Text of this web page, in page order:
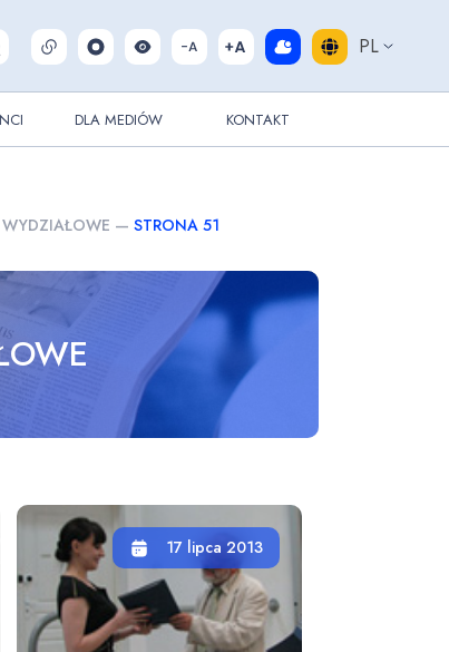
ukryj wyszukiwarkę PL
DLA MEDIÓW KONTAKT
— STRONA 51
17 lipca 2013